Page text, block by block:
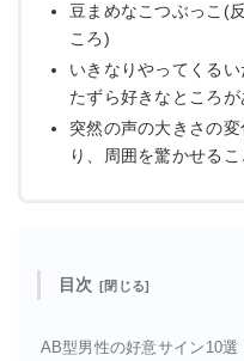
豆まめなこつぶっこ(
ころ)
いきなりやってくる
たずら好きなところ
突然の声の大きさの
り、周囲を驚かせるこ
目次
AB型男性の好意サイン10選